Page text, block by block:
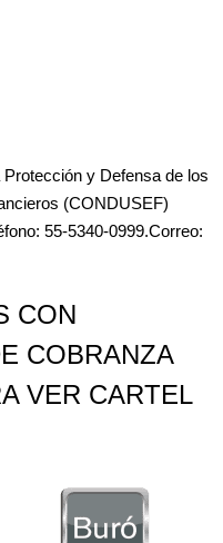
y Defensa de los
(CONDUSEF)
55-5340-0999.Correo:
CON
COBRANZA
VER CARTEL